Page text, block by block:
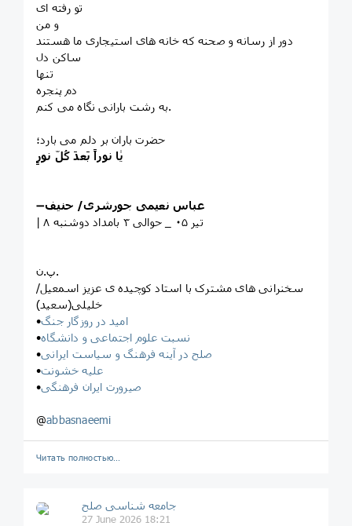
تو رفته ای
و من
دور از رسانه و صحنه که خانه های استیجاری ما هستند
ساکن دل
تنها
دم پنجره
به رشت بارانی نگاه می کنم.
حضرت باران بر دلم می بارد؛
یٰا نوراً بَعدَ کُلّ نورٍ
➖عباس نعیمی جورشری/ حنیف
| ۸ تیر ۰۵ _ حوالی ۳ بامداد دوشنبه
پ.ن.
/سخنرانی های مشترک با استاد کوچیده ی عزیز اسمعیل
خلیلی(سعید)
•امید در روزگار جنگ
•نسبت علوم اجتماعی و دانشگاه
•صلح در آینه فرهنگ و سیاست ایرانی
•علیه خشونت
•صیرورت ایران فرهنگی
@abbasnaeemi
Читать полностью…
جامعه شناسی صلح
27 June 2026 18:21